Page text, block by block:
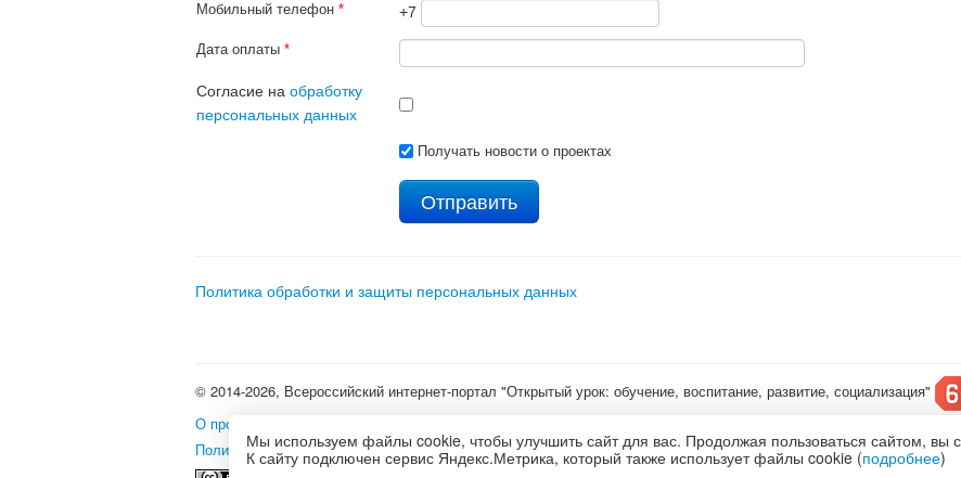
Мобильный телефон * +7
Дата оплаты *
Согласие на обработку
персональных данных
Получать новости о проектах
Политика обработки и защиты персональных данных
© 2014-2026, Всероссийский интернет-портал "Открытый урок: обучение, воспитание, развитие, социализация"
О проекте
Политика использования файлов cookie•Политика обработки и защиты персональных данных
Мы используем файлы cookie, чтобы улучшить сайт для вас. Продолжая пользоваться сайтом, вы
К сайту подключен сервис Яндекс.Метрика, который также использует файлы cookie (подробнее)